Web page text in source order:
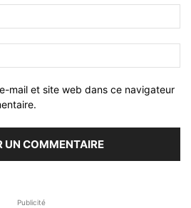
mail et site web dans ce navigateur
Publicité